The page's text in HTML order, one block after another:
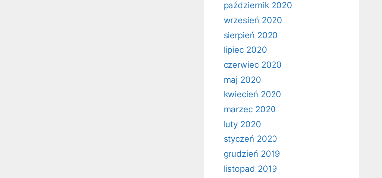
październik 2020
wrzesień 2020
sierpień 2020
lipiec 2020
czerwiec 2020
maj 2020
kwiecień 2020
marzec 2020
luty 2020
styczeń 2020
grudzień 2019
listopad 2019